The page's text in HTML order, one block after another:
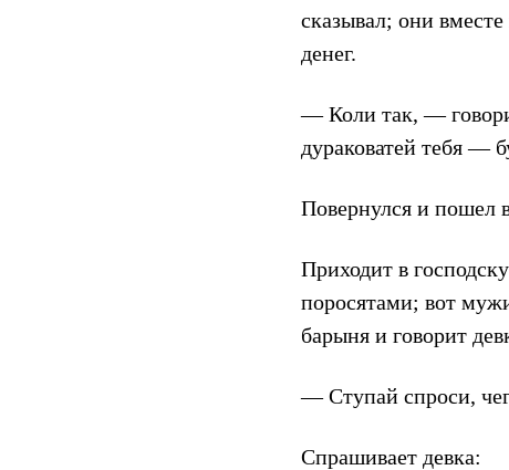
сказывал; они
денег.
— Коли так, —
дураковатей тебя —
Повернулся и пошел
Приходит в
поросятами; вот
барыня и говорит
— Ступай спроси,
Спрашивает девка: